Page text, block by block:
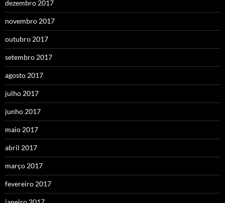
dezembro 2017
novembro 2017
outubro 2017
setembro 2017
agosto 2017
julho 2017
junho 2017
maio 2017
abril 2017
março 2017
fevereiro 2017